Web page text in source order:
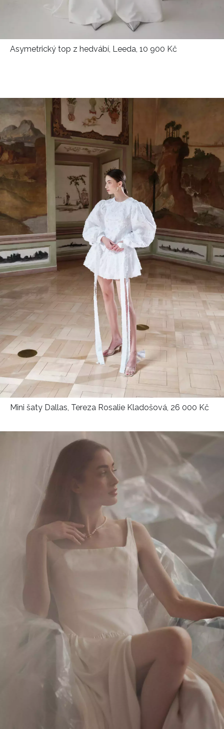
Asymetrický top z hedvábí, Leeda, 10 900 Kč
Mini šaty Dallas, Tereza Rosalie Kladošová, 26 000 Kč